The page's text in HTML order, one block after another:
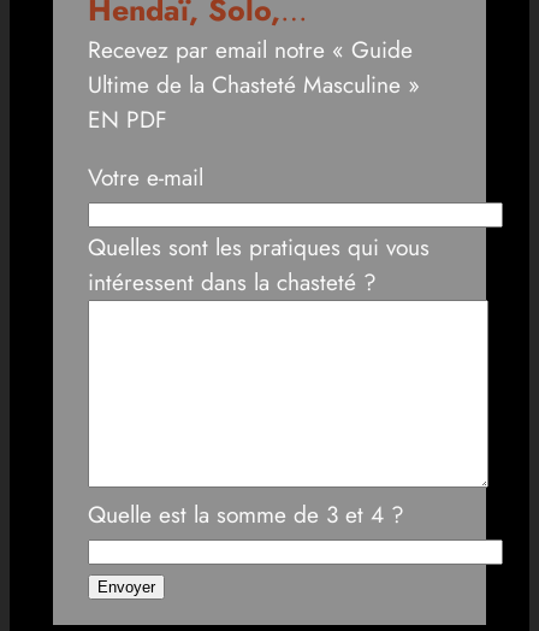
Hendaï, Solo,…
Recevez par email notre « Guide
Ultime de la Chasteté Masculine »
EN PDF
Votre e-mail
Quelles sont les pratiques qui vous
intéressent dans la chasteté ?
Quelle est la somme de 3 et 4 ?